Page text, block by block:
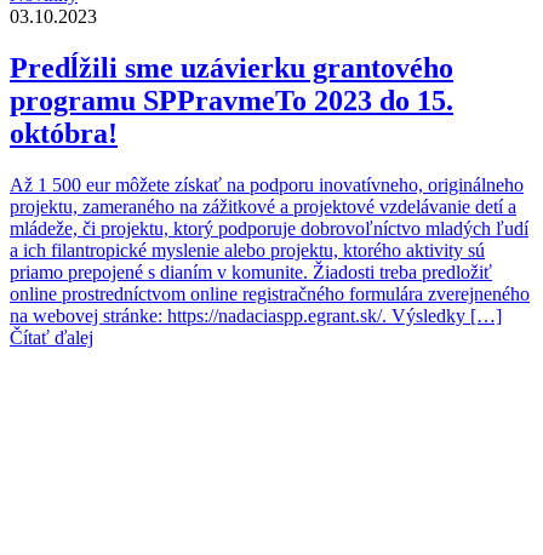
03.10.2023
Predĺžili sme uzávierku grantového
programu SPPravmeTo 2023 do 15.
októbra!
Až 1 500 eur môžete získať na podporu inovatívneho, originálneho
projektu, zameraného na zážitkové a projektové vzdelávanie detí a
mládeže, či projektu, ktorý podporuje dobrovoľníctvo mladých ľudí
a ich filantropické myslenie alebo projektu, ktorého aktivity sú
priamo prepojené s dianím v komunite. Žiadosti treba predložiť
online prostredníctvom online registračného formulára zverejneného
na webovej stránke: https://nadaciaspp.egrant.sk/. Výsledky […]
Čítať ďalej